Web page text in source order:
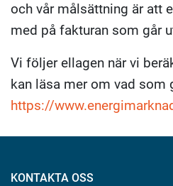
och vår målsättning är att
med på fakturan som går
Vi följer ellagen när vi
kan läsa mer om vad som
https://
KONTAKTA OSS